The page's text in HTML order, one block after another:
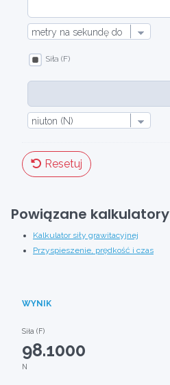
Siła (F)
Resetuj
Powiązane kalkulatory
Kalkulator siły grawitacyjnej
Przyspieszenie, prędkość i czas
WYNIK
Siła (F)
98.1000
N